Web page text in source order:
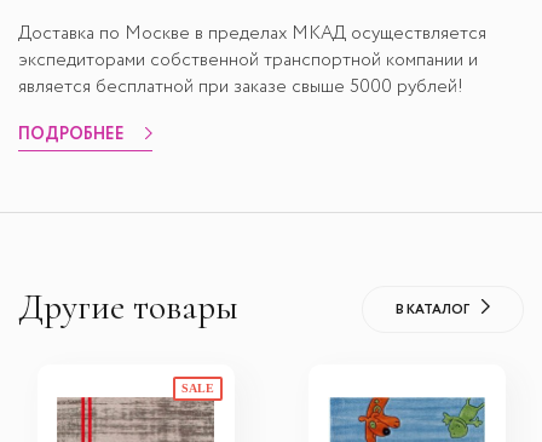
Доставка по Москве в пределах МКАД осуществляется
экспедиторами собственной транспортной компании и
является бесплатной при заказе свыше 5000 рублей!
ПОДРОБНЕЕ
Другие товары В КАТАЛОГ
SALE